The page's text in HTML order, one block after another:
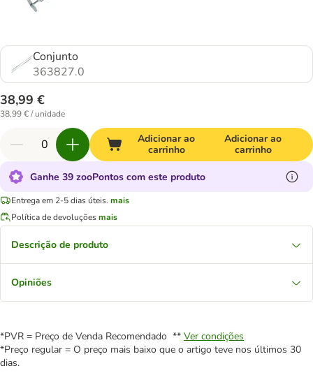
Conjunto
363827.0
38,99 €
38,99 € / unidade
Adicionar ao
carrinho
Adicionar ao
carrinho
Ganhe 39 zooPontos com este produto
Entrega em 2-5 dias úteis. mais
Política de devoluçõesmais
Descrição de produto
Opiniões
*PVR = Preço de Venda Recomendado ** Ver condições
*Preço regular = O preço mais baixo que o artigo teve nos últimos 30
dias.